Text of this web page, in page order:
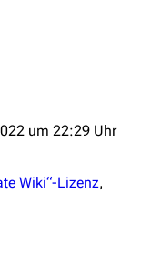
um 22:29 Uhr
Wiki“-Lizenz,